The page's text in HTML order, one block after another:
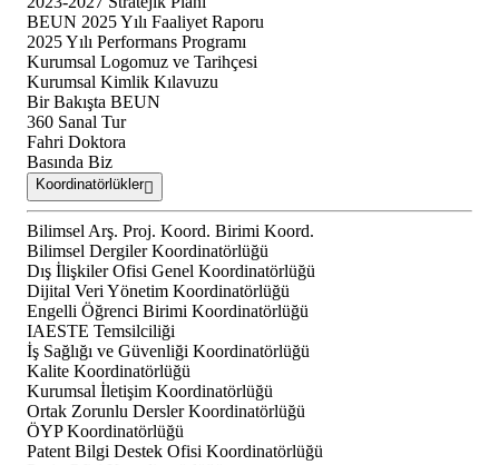
BEUN 2025 Yılı Faaliyet Raporu
2025 Yılı Performans Programı
Kurumsal Logomuz ve Tarihçesi
Kurumsal Kimlik Kılavuzu
Bir Bakışta BEUN
360 Sanal Tur
Fahri Doktora
Basında Biz
Koordinatörlükler
Bilimsel Arş. Proj. Koord. Birimi Koord.
Bilimsel Dergiler Koordinatörlüğü
Dış İlişkiler Ofisi Genel Koordinatörlüğü
Dijital Veri Yönetim Koordinatörlüğü
Engelli Öğrenci Birimi Koordinatörlüğü
IAESTE Temsilciliği
İş Sağlığı ve Güvenliği Koordinatörlüğü
Kalite Koordinatörlüğü
Kurumsal İletişim Koordinatörlüğü
Ortak Zorunlu Dersler Koordinatörlüğü
ÖYP Koordinatörlüğü
Patent Bilgi Destek Ofisi Koordinatörlüğü